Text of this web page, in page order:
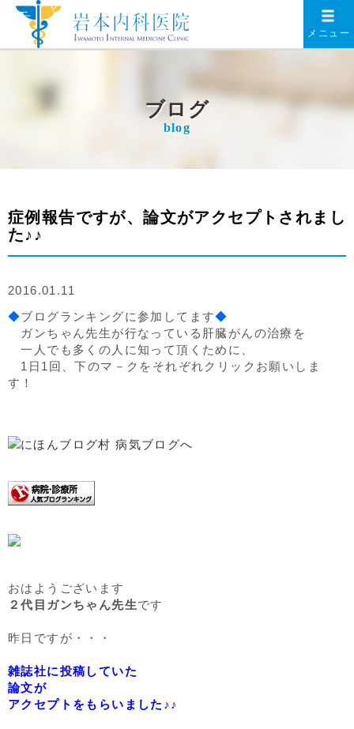
メニュー
ブログ
blog
症例報告ですが、論文がアクセプトされまし
た♪♪
2016.01.11
◆ブログランキングに参加してます◆
ガンちゃん先生が行なっている肝臓がんの治療を
一人でも多くの人に知って頂くために、
1日1回、下のマ－クをそれぞれクリックお願いしま
す！
おはようございます
２代目ガンちゃん先生です
昨日ですが・・・
雑誌社に投稿していた
論文が
アクセプトをもらいました♪♪